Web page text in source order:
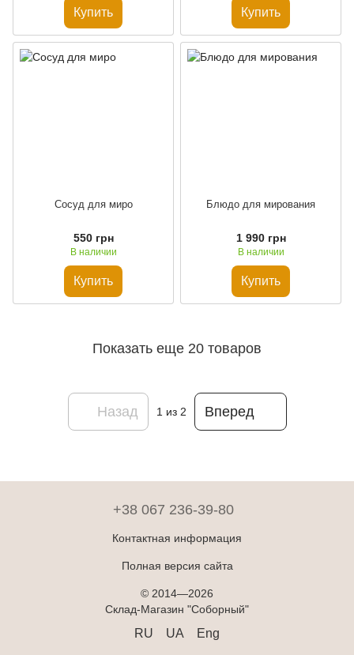
Купить Купить
Сосуд для миро
550 грн
В наличии
Купить
Блюдо для мирования
1 990 грн
В наличии
Купить
Показать еще 20 товаров
Назад 1 из 2 Вперед
+38 067 236-39-80
Контактная информация
Полная версия сайта
© 2014—2026
Склад-Магазин "Соборный"
RU UA Eng